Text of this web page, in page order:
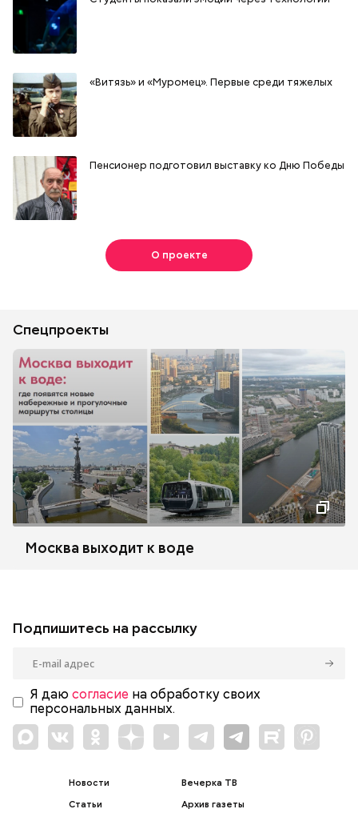
«Витязь» и «Муромец». Первые среди тяжелых
Пенсионер подготовил выставку ко Дню Победы
О проекте
Спецпроекты
Москва выходит к воде
Подпишитесь на рассылку
Я даю согласие на обработку своих
персональных данных.
Новости
Статьи
Вечерка ТВ
Архив газеты